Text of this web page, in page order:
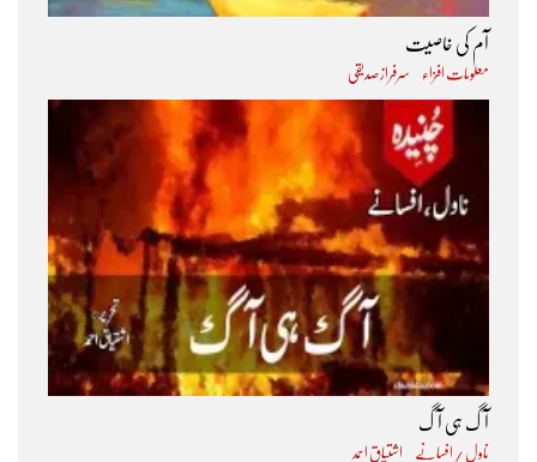
آم کی خاصیت
معلومات افزاء سرفراز صدیقی
آگ ہی آگ
ناول / افسانے اشتیاق احمد